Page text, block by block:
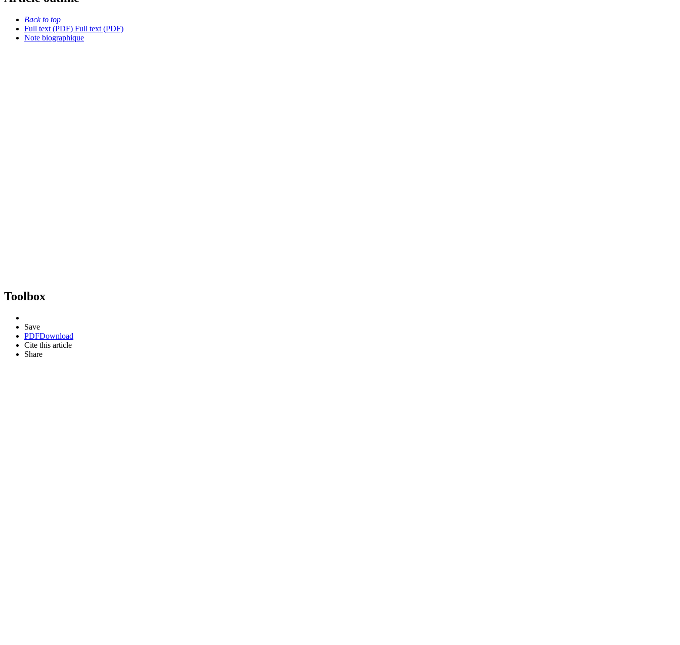
Back to top
Full text (PDF) Full text (PDF)
Note biographique
Toolbox
Save
PDFDownload
Cite this article
Share